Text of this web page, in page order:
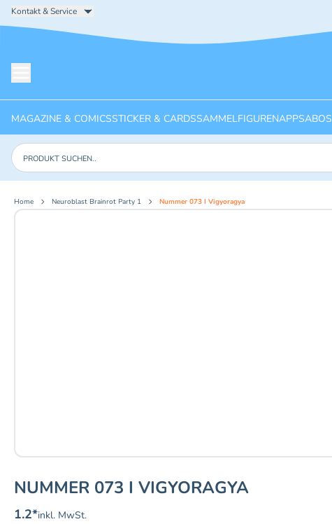
Kontakt & Service
MAGAZINE & COMICSSTICKER & CARDSSAMMELFIGURENAPPSABOS
Produkte suchen
Home Neuroblast Brainrot Party 1 Nummer 073 I Vigyoragya
NUMMER 073 I VIGYORAGYA
1.2*inkl. MwSt.